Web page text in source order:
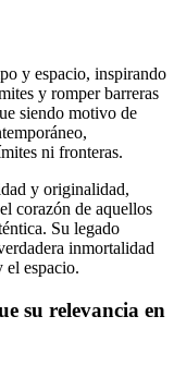
y espacio, inspirando
y romper barreras
siendo motivo de
ni fronteras.
y originalidad,
corazón de aquellos
Su legado
inmortalidad
el espacio.
su relevancia en